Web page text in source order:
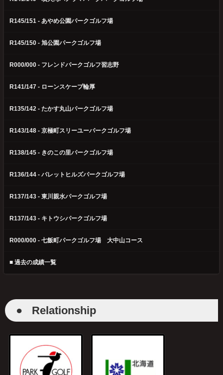
R145/151 - あやめ公園パークゴルフ場
R145/150 - 旭公園パークゴルフ場
R000/000 - フレンドパークゴルフ習志野
R141/147 - ローンスケープ輪厚
R135/142 - たかす丸山パークゴルフ場
R143/148 - 京極町スリーユーパークゴルフ場
R138/145 - きのこの里パークゴルフ場
R136/144 - パレットヒルズパークゴルフ場
R137/143 - 東川親水パークゴルフ場
R137/143 - キトウシパークゴルフ場
R000/000 - 七飯町パークゴルフ場 大中山コース
■ 過去の成績一覧
● Relationship